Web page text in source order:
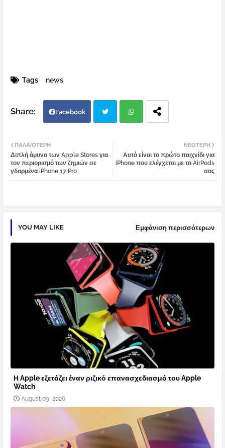
Tags news
Facebook
tter atsa
ΝΕΌΤΕΡΗ
Αυτό είναι το πρώτο παιχνίδι για
iPhone που ελέγχεται με τα AirPods
σας
ΠΑΛΑΙΌΤΕΡΗ
Διπλή άμυνα των Apple Stores για
τον περιορισμό των ζημιών σε
γδαρμένα iPhone 17 Pro
YOU MAY LIKE Εμφάνιση περισσότερων
Η Apple εξετάζει έναν ριζικό επανασχεδιασμό του Apple
Watch
August 09, 2026